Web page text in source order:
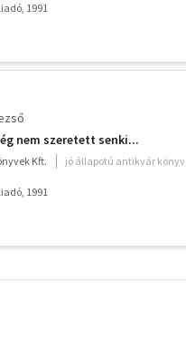
1991
nem szeretett senki...
Kft. jó állapotú antikvár könyv
1991